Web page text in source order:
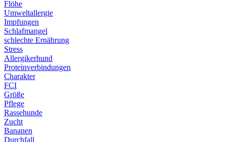
Flöhe
Umweltallergie
Impfungen
Schlafmangel
schlechte Ernährung
Stress
Allergikerhund
Proteinverbindungen
Charakter
FCI
Größe
Pflege
Rassehunde
Zucht
Bananen
Durchfall